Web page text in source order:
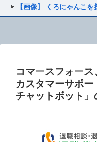
【画像】 くろにゃんこを
コマースフォー
カスタマーサポ
チャットボット」